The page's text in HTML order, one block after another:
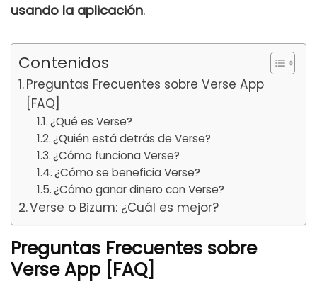
usando la aplicación.
Contenidos
Preguntas Frecuentes sobre Verse App
[FAQ]
¿Qué es Verse?
¿Quién está detrás de Verse?
¿Cómo funciona Verse?
¿Cómo se beneficia Verse?
¿Cómo ganar dinero con Verse?
Verse o Bizum: ¿Cuál es mejor?
Preguntas Frecuentes sobre
Verse App [FAQ]